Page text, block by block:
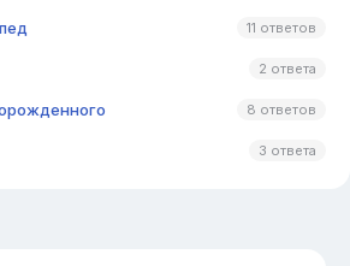
11 ответов
2 ответа
8 ответов
3 ответа